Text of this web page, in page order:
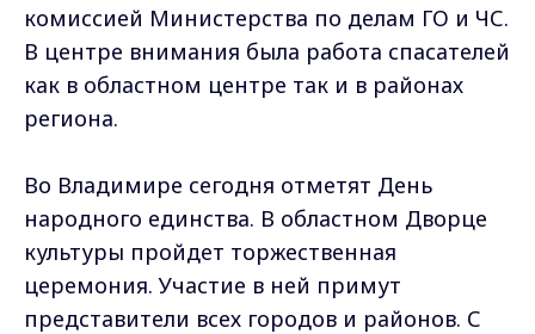
комиссией Министерства по делам ГО и ЧС.
В центре внимания была работа спасателей
как в областном центре так и в районах
региона.
Во Владимире сегодня отметят День
народного единства. В областном Дворце
культуры пройдет торжественная
церемония. Участие в ней примут
представители всех городов и районов. С